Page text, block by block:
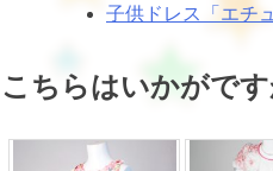
子供ドレス「エチ
こちらはいかがです